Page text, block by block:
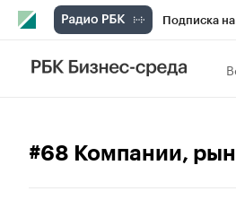
Подписка
РБК Вино
#68 Компании,